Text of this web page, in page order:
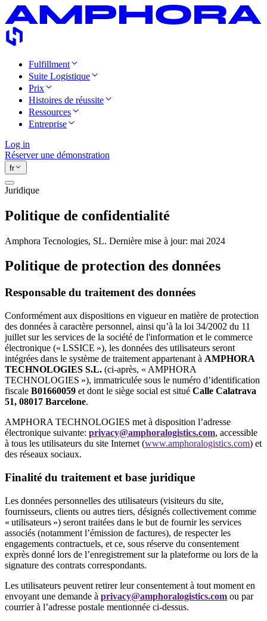
Fulfillment
Suite Logistique
Prix
Histoires de réussite
Ressources
Entreprise
Log in
Réserver une démonstration
fr
Juridique
Politique de confidentialité
Amphora Tecnologies, SL. Dernière mise à jour: mai 2024
Politique de protection des données
Responsable du traitement des données
Conformément aux dispositions en vigueur en matière de protection
des données à caractère personnel, ainsi qu’à la loi 34/2002 du 11
juillet sur les services de la société de l'information et le commerce
électronique (« LSSICE »), les données des utilisateurs seront
intégrées dans le système de traitement appartenant à AMPHORA
TECHNOLOGIES S.L. (ci-après, « AMPHORA
TECHNOLOGIES »), immatriculée sous le numéro d’identification
fiscale B01660059 et dont le siège social est situé Calle Calatrava
51, 08017 Barcelone.
AMPHORA TECHNOLOGIES met à disposition l’adresse
électronique suivante: privacy@amphoralogistics.com, accessible
à tous les utilisateurs du site Internet (www.amphoralogistics.com) et
des réseaux sociaux.
Finalité du traitement et base juridique
Les données personnelles des utilisateurs (visiteurs du site,
fournisseurs, clients ou autres tiers, désignés collectivement comme
« utilisateurs ») seront traitées dans le but de fournir les services
associés (notamment l’émission de factures), de respecter les
engagements contractuels, et ce, sous réserve du consentement
exprès donné lors de l’enregistrement sur la plateforme ou lors de la
signature des contrats correspondants.
Les utilisateurs peuvent retirer leur consentement à tout moment en
envoyant une demande à privacy@amphoralogistics.com ou par
courrier à l’adresse postale mentionnée ci-dessus.